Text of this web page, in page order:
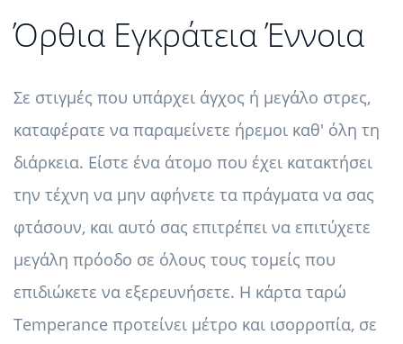
Όρθια Εγκράτεια Έννοια
Σε στιγμές που υπάρχει άγχος ή μεγάλο στρες,
καταφέρατε να παραμείνετε ήρεμοι καθ' όλη τη
διάρκεια. Είστε ένα άτομο που έχει κατακτήσει
την τέχνη να μην αφήνετε τα πράγματα να σας
φτάσουν, και αυτό σας επιτρέπει να επιτύχετε
μεγάλη πρόοδο σε όλους τους τομείς που
επιδιώκετε να εξερευνήσετε. Η κάρτα ταρώ
Temperance προτείνει μέτρο και ισορροπία, σε